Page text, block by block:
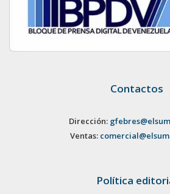
Contactos
Dirección:
Ventas:
Política